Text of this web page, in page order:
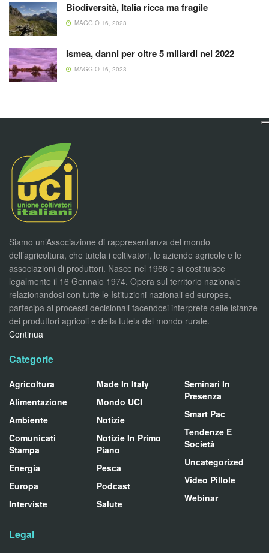
Biodiversità, Italia ricca ma fragile
MAGGIO 16, 2023
Ismea, danni per oltre 5 miliardi nel 2022
MAGGIO 16, 2023
Siamo un’Associazione di rappresentanza del mondo
dell’agricoltura, che tutela i coltivatori, le aziende agricole e le
associazioni di produttori. Nasce nel 1966 e si costituisce
legalmente il 16 Gennaio 1974. Opera sul territorio nazionale
relazionandosi con tutte le Istituzioni nazionali ed europee,
partecipa ai processi decisionali facendosi interprete delle istanze
dei produttori agricoli e della tutela del mondo rurale.
Continua
Categorie
Agricoltura
Alimentazione
Ambiente
Comunicati
Stampa
Energia
Europa
Interviste
Made In Italy
Mondo UCI
Notizie
Notizie In Primo
Piano
Pesca
Podcast
Salute
Seminari In
Presenza
Smart Pac
Tendenze E
Società
Uncategorized
Video Pillole
Webinar
Legal